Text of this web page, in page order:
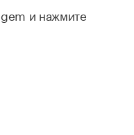
и нажмите